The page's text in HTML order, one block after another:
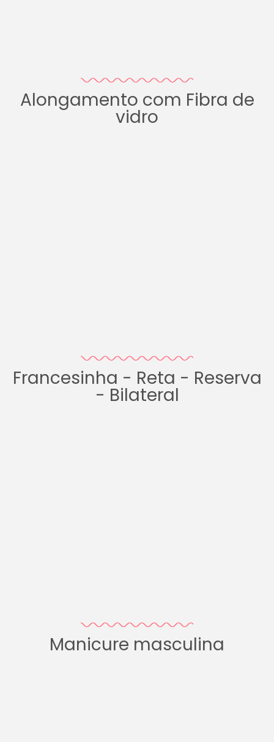
Alongamento com Fibra de
vidro
Francesinha - Reta - Reserva
- Bilateral
Manicure masculina